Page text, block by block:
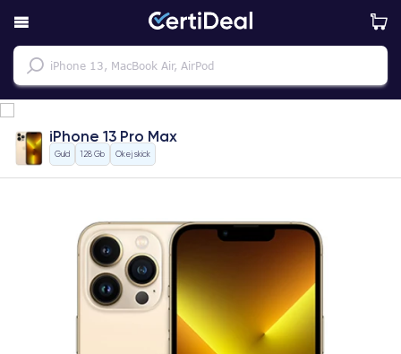
iPhone 13 Pro Max
Guld 128 Gb Okej skick